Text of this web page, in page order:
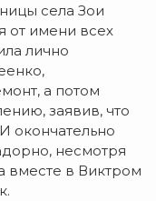
села Зои
от имени всех
лично
а потом
заявив, что
окончательно
несмотря
вместе в Виктром